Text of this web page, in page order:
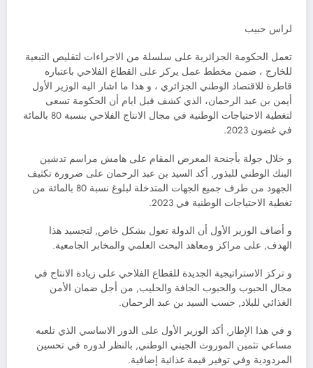
لراس حبيب
تعمل الحكومة الجزائرية على سلسلة من الاجراءات لتقليص التبعية
للخارج ، ضمن مخطط عمل يركز على القطاع الفلاحي باعتباره
قاطرة للاقتصاد الوطني الجزائري ، و هذا ما اشار اليه الوزير الأول
أيمن بن عبد الرحمان، الذي كشف قبل ايام أن الحكومة تسعى
لتغطية الاحتياجات الوطنية في مجال الانتاج الفلاحي بنسبة 80 بالمائة
في غضون 2023.
و خلال جولة بأجنحة المعرض المقام على هامش مراسم تدشين
البنك الوطني للبذور, أكد السيد بن عبد الرحمان على ضرورة تكثيف
الجهود من طرف جميع الجهات المتدخلة لبلوغ نسبة 80 بالمائة من
تغطية الاحتياجات الوطنية في 2023.
و أضاف الوزير الأول أن الدولة تعول بشكل خاص, لتجسيد هذا
الهدف, على مراكز ومعاهد البحث العلمي والمخابر الجامعية.
و تركز الاستراتيجية الجديدة للقطاع الفلاحي على زيادة الانتاج في
مجال الحبوب والحبوب الجافة والحليب, من أجل ضمان الأمن
الغذائي للبلاد, حسب السيد بن عبد الرحمان.
و في هذا الإطار, أكد الوزير الأول على الدور الاساسي الذي تلعبه
مساعي تثمين الموروث الجيني الوطني, بالنظر لدوره في تحسين
المردودية وفي توفير قيمة غذائية إضافية.